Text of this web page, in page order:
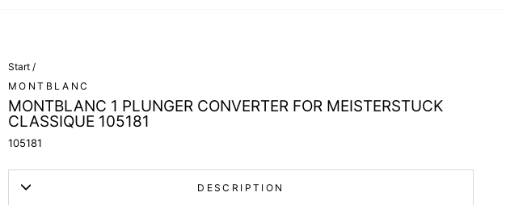
Start /
MONTBLANC
MONTBLANC 1 PLUNGER CONVERTER FOR MEISTERSTUCK
CLASSIQUE 105181
105181
DESCRIPTION